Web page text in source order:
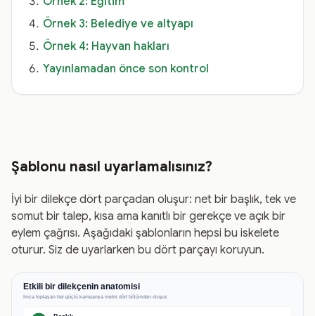
Örnek 3: Belediye ve altyapı
Örnek 4: Hayvan hakları
Yayınlamadan önce son kontrol
Şablonu nasıl uyarlamalısınız?
İyi bir dilekçe dört parçadan oluşur: net bir başlık, tek ve
somut bir talep, kısa ama kanıtlı bir gerekçe ve açık bir
eylem çağrısı. Aşağıdaki şablonların hepsi bu iskelete
oturur. Siz de uyarlarken bu dört parçayı koruyun.